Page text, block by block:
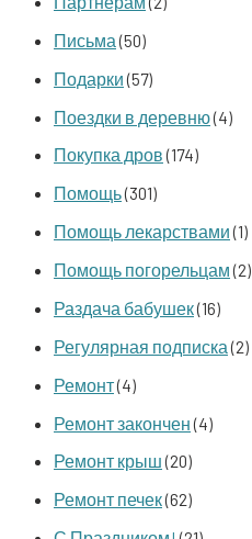
Письма(50)
Подарки(57)
Поездки в деревню(4)
Покупка дров(174)
Помощь(301)
Помощь лекарствами(1)
Помощь погорельцам(2)
Раздача бабушек(16)
Регулярная подписка(2)
Ремонт(4)
Ремонт закончен(4)
Ремонт крыш(20)
Ремонт печек(62)